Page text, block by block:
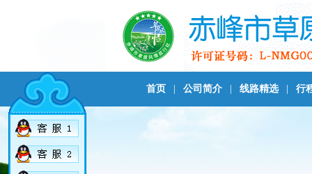
首页 公司简介 线路精选 行